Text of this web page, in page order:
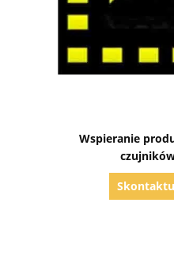
Wspieranie